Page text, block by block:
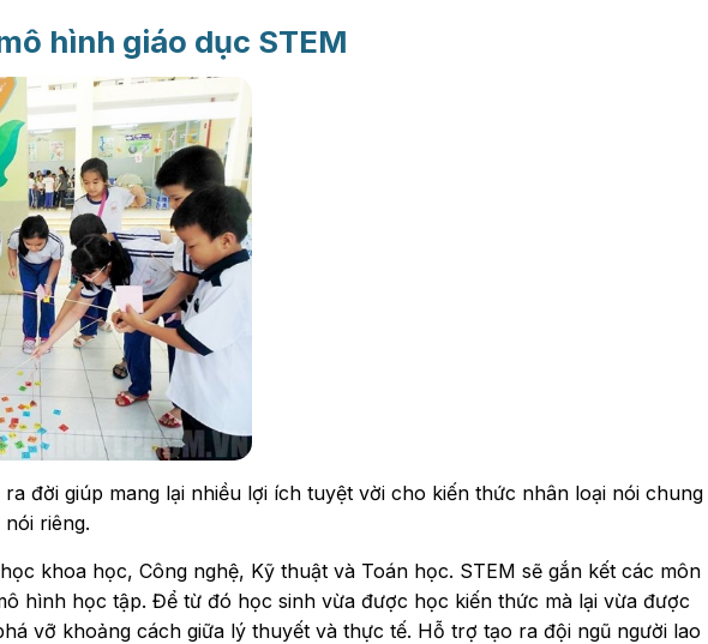
hình giáo dục STEM
đời giúp mang lại nhiều lợi ích tuyệt vời cho kiến thức nhân loại nói chung
riêng.
khoa học, Công nghệ, Kỹ thuật và Toán học. STEM sẽ gắn kết các môn
hình học tập. Để từ đó học sinh vừa được học kiến thức mà lại vừa được
vỡ khoảng cách giữa lý thuyết và thực tế. Hỗ trợ tạo ra đội ngũ người lao